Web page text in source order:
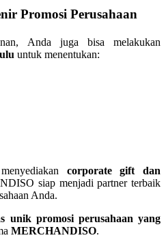
Promosi Perusahaan
Anda juga bisa melakukan
untuk menentukan:
corporate gift dan
siap menjadi partner terbaik
Anda.
unik promosi perusahaan yang
MERCHANDISO.